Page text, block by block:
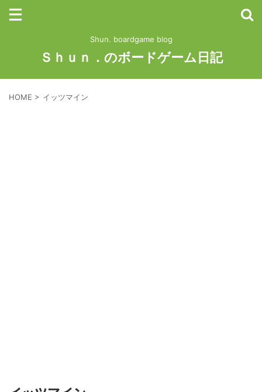
Shun. boardgame blog
Ｓｈｕｎ．のボードゲーム日記
HOME > イッツマイン